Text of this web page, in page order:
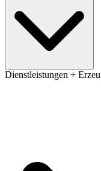
Dienstleistungen +